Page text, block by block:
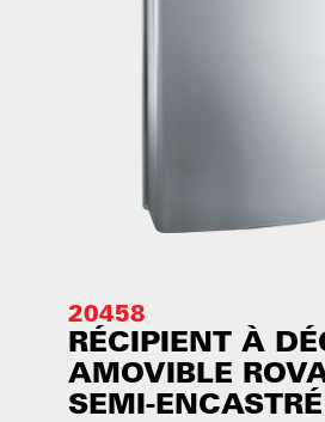
20458
RÉCIPIENT À
AMOVIBLE
SEMI-ENCASTRÉ